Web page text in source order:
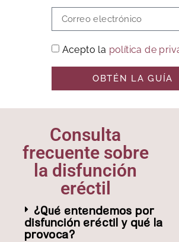
Acepto la política de
OBTÉN LA GUÍA
Consulta
frecuente sobre
la disfunción
eréctil
¿Qué entendemos por
disfunción eréctil y qué la
provoca?